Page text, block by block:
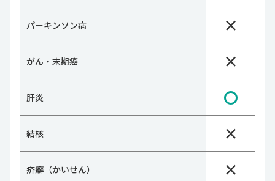
パーキンソン病 ×
がん・末期癌 ×
肝炎 〇
結核 ×
疥癬（かいせん） ×